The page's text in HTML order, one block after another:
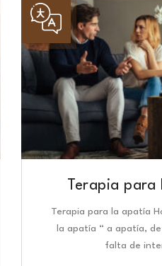
Terapia
Terapia para la apatía
la apatía “ a apatía,
falta de